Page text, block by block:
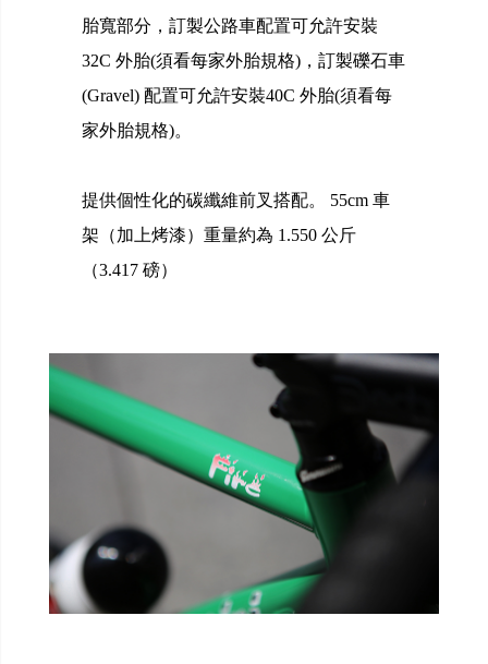
胎寬部分，訂製公路車配置可允許安裝
32C 外胎(須看每家外胎規格)，訂製礫石車
(Gravel) 配置可允許安裝40C 外胎(須看每
家外胎規格)。
提供個性化的碳纖維前叉搭配。 55cm 車
架（加上烤漆）重量約為 1.550 公斤
（3.417 磅）